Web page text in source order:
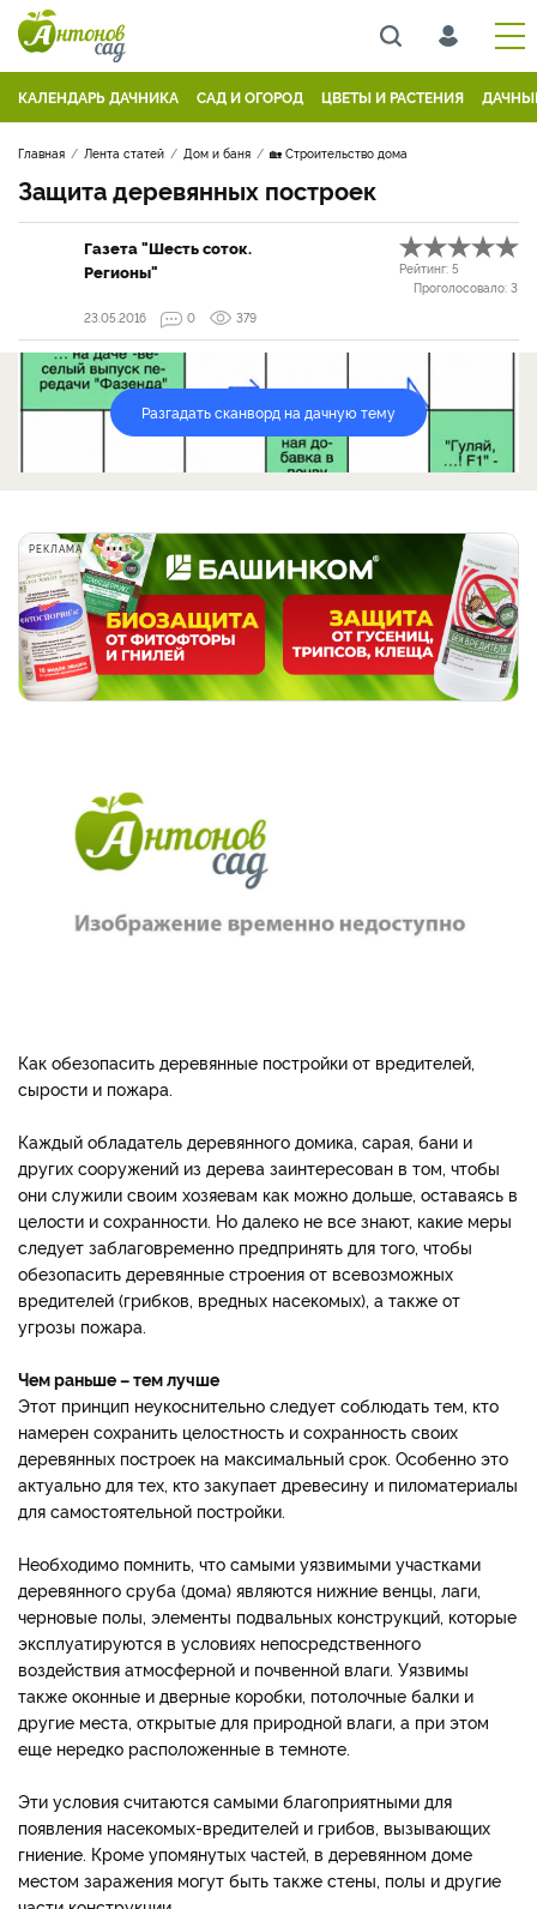
КАЛЕНДАРЬ ДАЧНИКА САД И ОГОРОД ЦВЕТЫ И РАСТЕНИЯ
Главная Лента статей Дом и баня 🏡 Строительство дома
Защита деревянных построек
Газета "Шесть соток.
Регионы"
Рейтинг: 5
Проголосовало: 3
23.05.2016
0 379
Разгадать сканворд на дачную тему
РЕКЛАМА
Как обезопасить деревянные постройки от вредителей,
сырости и пожара.
Каждый обладатель деревянного домика, сарая, бани и
других сооружений из дерева заинтересован в том, чтобы
они служили своим хозяевам как можно дольше, оставаясь в
целости и сохранности. Но далеко не все знают, какие меры
следует заблаговременно предпринять для того, чтобы
обезопасить деревянные строения от всевозможных
вредителей (грибков, вредных насекомых), а также от
угрозы пожара.
Чем раньше – тем лучше
Этот принцип неукоснительно следует соблюдать тем, кто
намерен сохранить целостность и сохранность своих
деревянных построек на максимальный срок. Особенно это
актуально для тех, кто закупает древесину и пиломатериалы
для самостоятельной постройки.
Необходимо помнить, что самыми уязвимыми участками
деревянного сруба (дома) являются нижние венцы, лаги,
черновые полы, элементы подвальных конструкций, которые
эксплуатируются в условиях непосредственного
воздействия атмосферной и почвенной влаги. Уязвимы
также оконные и дверные коробки, потолочные балки и
другие места, открытые для природной влаги, а при этом
еще нередко расположенные в темноте.
Эти условия считаются самыми благоприятными для
появления насекомых-вредителей и грибов, вызывающих
гниение. Кроме упомянутых частей, в деревянном доме
местом заражения могут быть также стены, полы и другие